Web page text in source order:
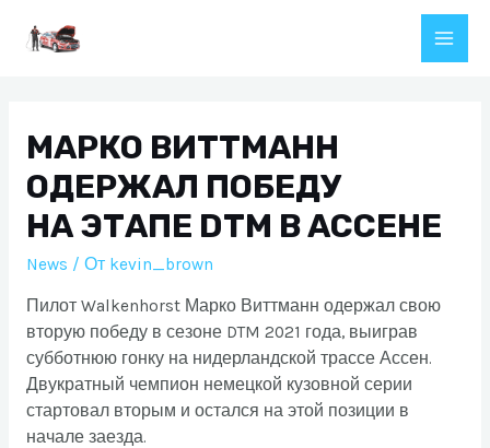
Main
МАРКО ВИТТМАНН
ОДЕРЖАЛ ПОБЕДУ
НА ЭТАПЕ DTM В АССЕНЕ
News / От kevin_brown
Пилот Walkenhorst Марко Виттманн одержал свою
вторую победу в сезоне DTM 2021 года, выиграв
субботнюю гонку на нидерландской трассе Ассен.
Двукратный чемпион немецкой кузовной серии
стартовал вторым и остался на этой позиции в
начале заезда.